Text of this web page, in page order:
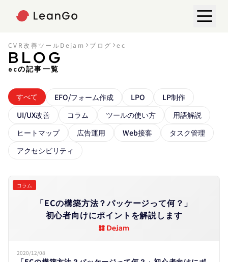
CVR改善ツールDejam ブログ ec
BLOG
ecの記事一覧
すべて EFO/フォーム作成 LPO
LP制作
UI/UX改善
コラム ツールの使い方
用語解説
ヒートマップ
広告運用 Web接客
タスク管理
アクセシビリティ
「ECの​構築方​法？​パッケージって​何？」​
初心者向けに​ポイントを​解説します
コラム
2020/12/08